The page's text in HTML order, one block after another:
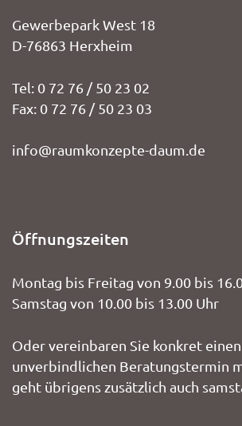
Gewerbepark West 18
D-76863 Herxheim
Tel: 0 72 76 / 50 23 02
Fax: 0 72 76 / 50 23 03
info@raumkonzepte-daum.de
Öffnungszeiten
Montag bis Freitag von 9.00 bis
Samstag von 10.00 bis 13.00 Uhr
Oder vereinbaren Sie konkret einen
unverbindlichen Beratungstermin
geht übrigens zusätzlich auch